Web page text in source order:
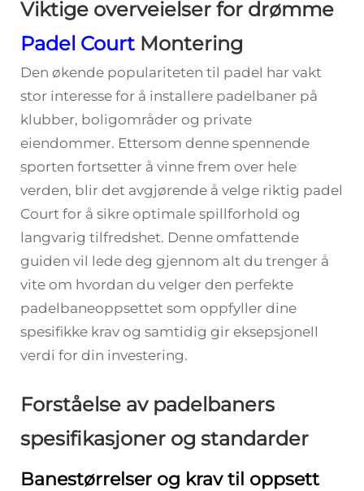
Viktige overveielser for drømme
Padel Court Montering
Den økende populariteten til padel har vakt
stor interesse for å installere padelbaner på
klubber, boligområder og private
eiendommer. Ettersom denne spennende
sporten fortsetter å vinne frem over hele
verden, blir det avgjørende å velge riktig padel
Court for å sikre optimale spillforhold og
langvarig tilfredshet. Denne omfattende
guiden vil lede deg gjennom alt du trenger å
vite om hvordan du velger den perfekte
padelbaneoppsettet som oppfyller dine
spesifikke krav og samtidig gir eksepsjonell
verdi for din investering.
Forståelse av padelbaners
spesifikasjoner og standarder
Banestørrelser og krav til oppsett